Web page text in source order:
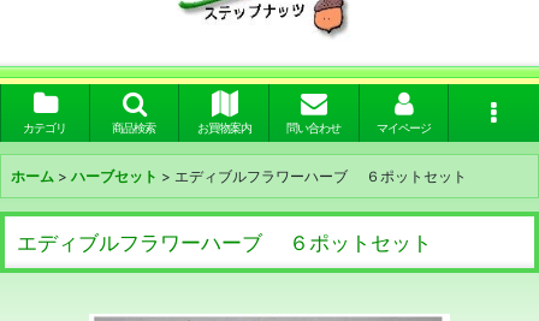
カテゴリ 商品検索 お買物案内 問い合わせ マイページ
ホーム > ハーブセット > エディブルフラワーハーブ ６ポットセット
エディブルフラワーハーブ ６ポットセット